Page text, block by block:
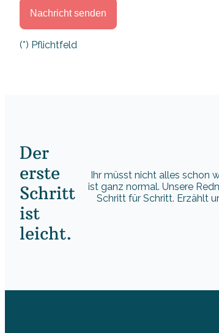
(*) Pflichtfeld
Der
erste
Schritt
ist
leicht.
Ihr müsst nicht alles schon
ist ganz normal. Unsere
Schritt für Schritt. Erzählt